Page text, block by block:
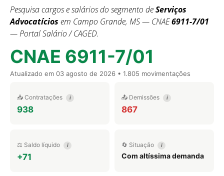
Pesquisa cargos e salários do segmento deServiços
Advocatícios em Campo Grande, MS — CNAE6911-7/01
— Portal Salário / CAGED.
CNAE 6911-7/01
Atualizado em 03 agosto de 2026 • 1.805 movimentações
📥 Contratações i
938
📤 Demissões i
867
⚖️ Saldo líquido i
+71
🔄 Situação i
Com altíssima demanda